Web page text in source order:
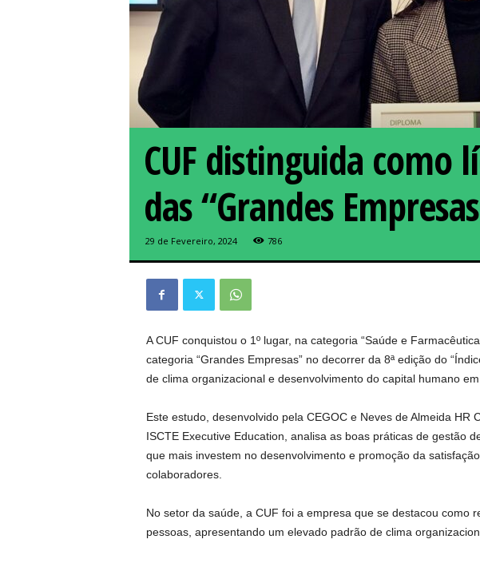
CUF distinguida como
das “Grandes
29 de Fevereiro, 2024 786
A CUF conquistou o 1º lugar, na categoria “Saúde e
categoria “Grandes Empresas” no decorrer da 8ª edição do
de clima organizacional e desenvolvimento do capital humano em
Este estudo, desenvolvido pela CEGOC e Neves de Almeida HR
ISCTE Executive Education, analisa as boas práticas de gestão
que mais investem no desenvolvimento e promoção da
colaboradores.
No setor da saúde, a CUF foi a empresa que se destacou como
pessoas, apresentando um elevado padrão de clima